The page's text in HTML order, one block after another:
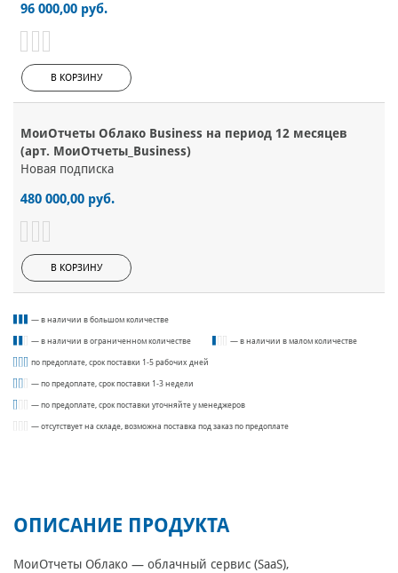
96 000,00 руб.
В КОРЗИНУ
МоиОтчеты Облако Business на период 12 месяцев
(арт. МоиОтчеты_Business)
Новая подписка
480 000,00 руб.
В КОРЗИНУ
— в наличии в большом количестве
— в наличии в ограниченном количестве — в наличии в малом количестве
по предоплате, срок поставки 1-5 рабочих дней
— по предоплате, срок поставки 1-3 недели
— по предоплате, срок поставки уточняйте у менеджеров
— отсутствует на складе, возможна поставка под заказ по предоплате
ОПИСАНИЕ ПРОДУКТА
МоиОтчеты Облако — облачный сервис (SaaS),